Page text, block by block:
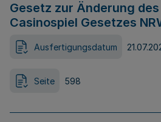
Gesetz zur Änderung
Casinospiel Gesetzes
Ausfertigungsdatum
Seite 598